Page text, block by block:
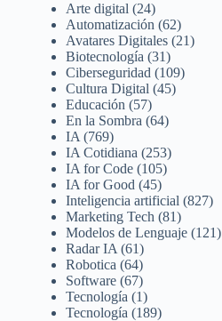
Arte digital (24)
Automatización (62)
Avatares Digitales (21)
Biotecnología (31)
Ciberseguridad (109)
Cultura Digital (45)
Educación (57)
En la Sombra (64)
IA (769)
IA Cotidiana (253)
IA for Code (105)
IA for Good (45)
Inteligencia artificial (827)
Marketing Tech (81)
Modelos de Lenguaje (121)
Radar IA (61)
Robotica (64)
Software (67)
Tecnología (1)
Tecnología (189)